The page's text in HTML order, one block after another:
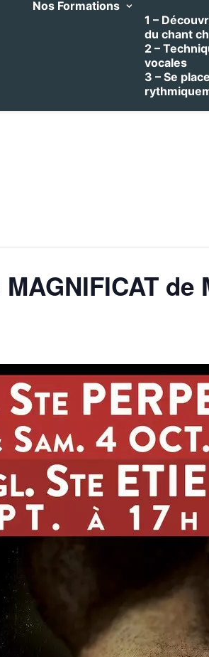
Nos Formations
1 –
du chant
2 –
vocales
3 – Se